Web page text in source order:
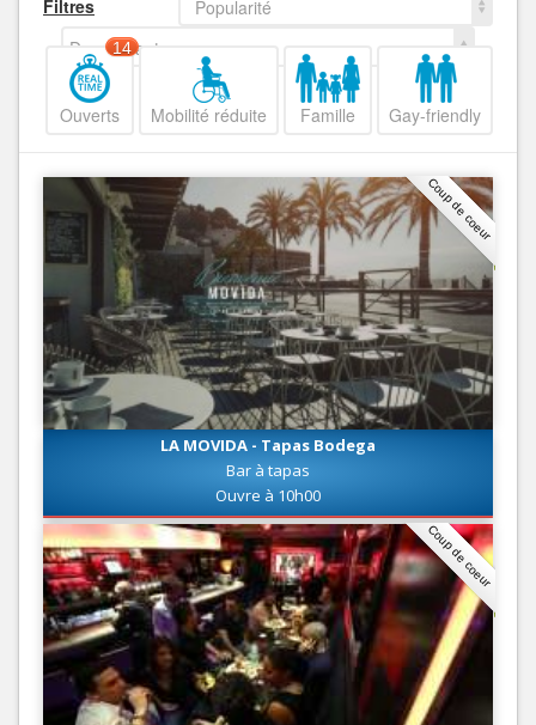
Filtres
Popularité
Decroissant
Ouverts
14
Mobilité réduite Famille Gay-friendly
Coup de coeur
LA MOVIDA - Tapas Bodega
Bar à tapas
Ouvre à 10h00
Coup de coeur